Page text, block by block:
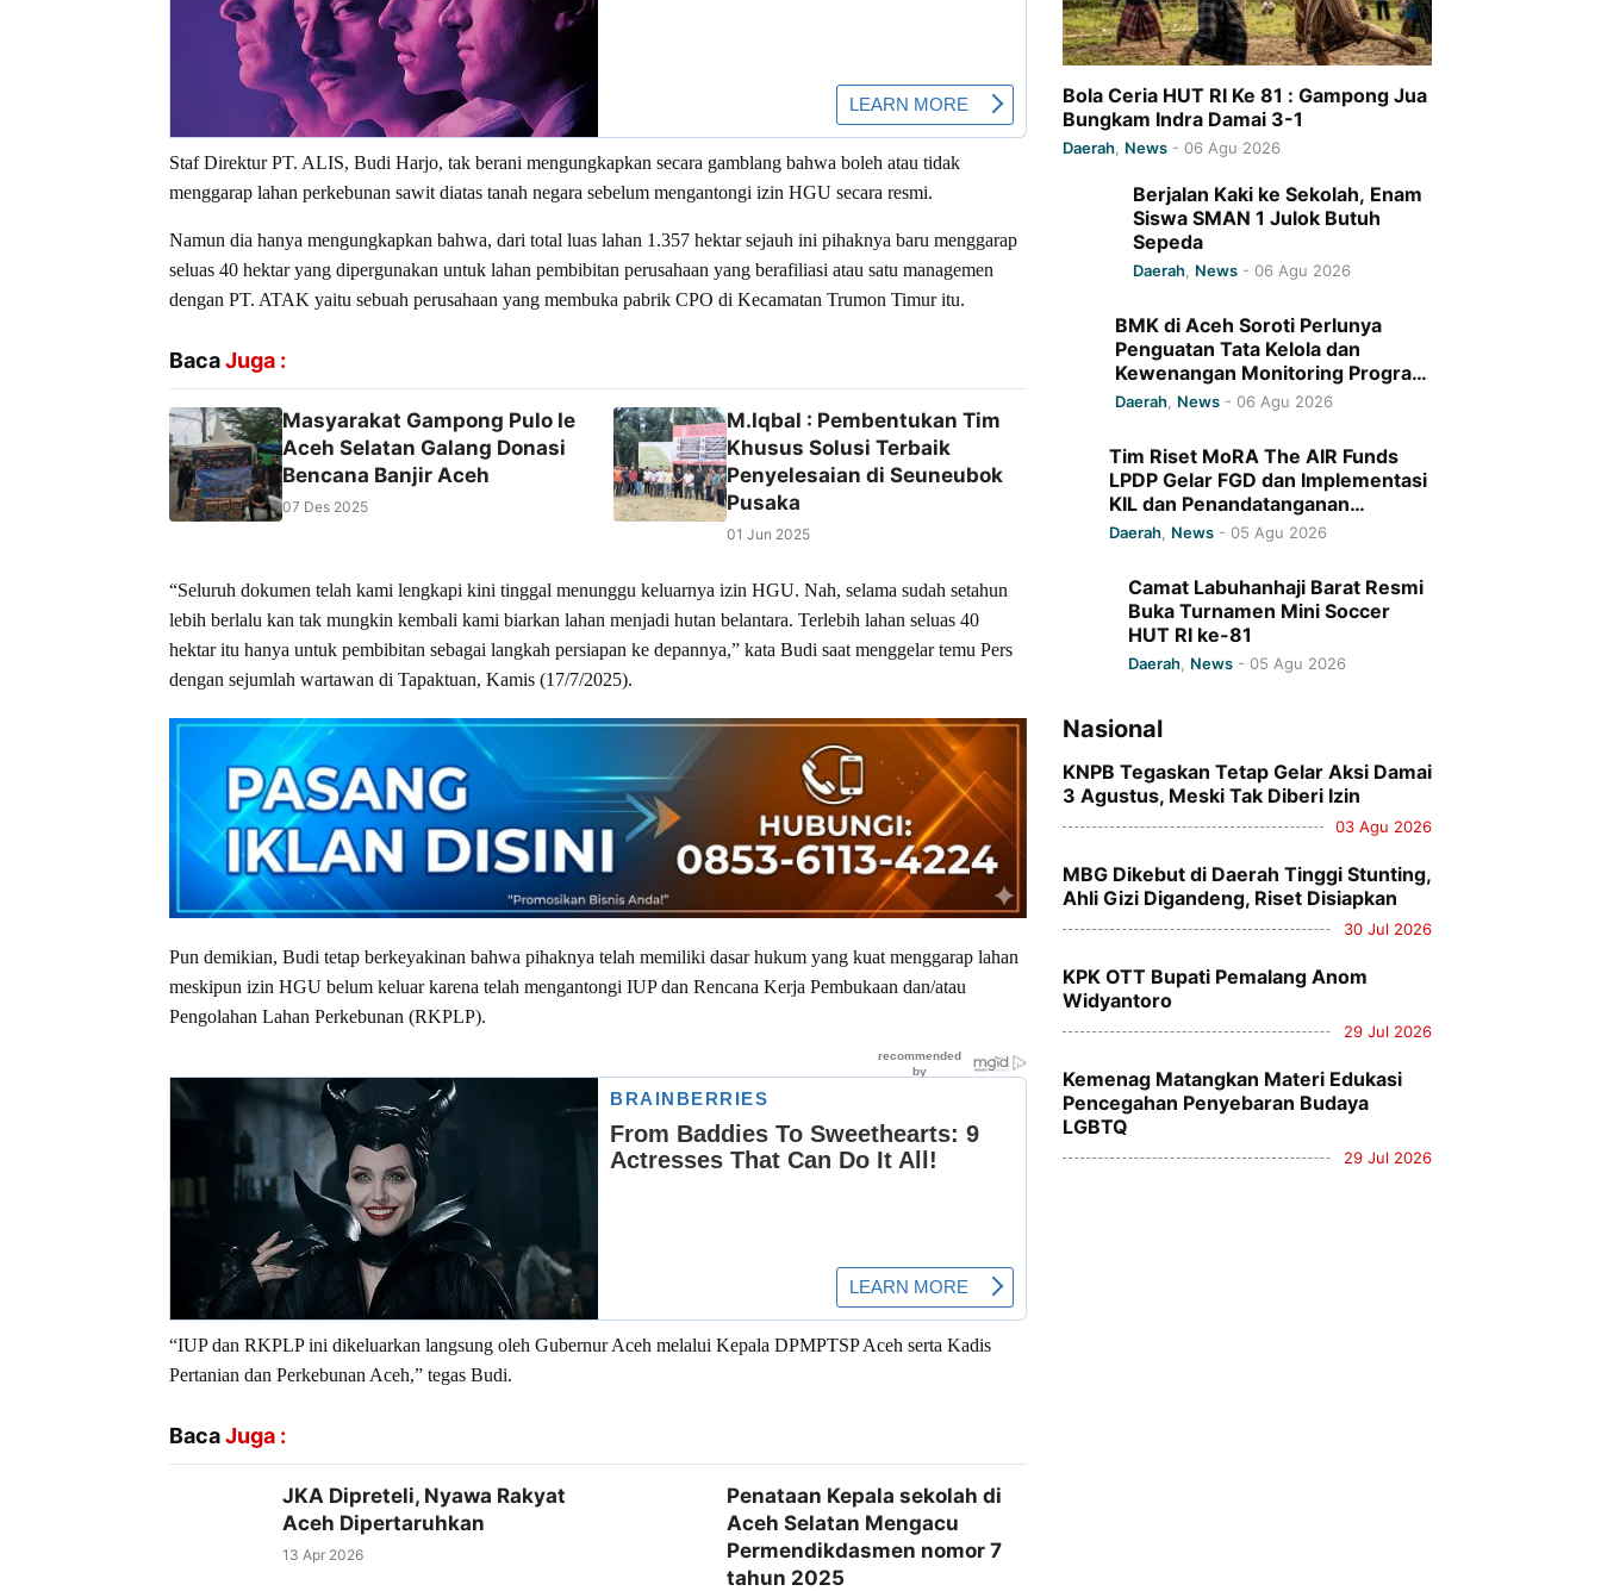
Staf Direktur PT. ALIS, Budi Harjo, tak berani mengungkapkan secara gamblang bahwa boleh atau tidak
menggarap lahan perkebunan sawit diatas tanah negara sebelum mengantongi izin HGU secara resmi.
Namun dia hanya mengungkapkan bahwa, dari total luas lahan 1.357 hektar sejauh ini pihaknya baru menggarap
seluas 40 hektar yang dipergunakan untuk lahan pembibitan perusahaan yang berafiliasi atau satu managemen
dengan PT. ATAK yaitu sebuah perusahaan yang membuka pabrik CPO di Kecamatan Trumon Timur itu.
BacaJuga :
Masyarakat Gampong Pulo Ie
Aceh Selatan Galang Donasi
Bencana Banjir Aceh
07 Des 2025
M.Iqbal : Pembentukan Tim
Khusus Solusi Terbaik
Penyelesaian di Seuneubok
Pusaka
01 Jun 2025
“Seluruh dokumen telah kami lengkapi kini tinggal menunggu keluarnya izin HGU. Nah, selama sudah setahun
lebih berlalu kan tak mungkin kembali kami biarkan lahan menjadi hutan belantara. Terlebih lahan seluas 40
hektar itu hanya untuk pembibitan sebagai langkah persiapan ke depannya,” kata Budi saat menggelar temu Pers
dengan sejumlah wartawan di Tapaktuan, Kamis (17/7/2025).
Pun demikian, Budi tetap berkeyakinan bahwa pihaknya telah memiliki dasar hukum yang kuat menggarap lahan
meskipun izin HGU belum keluar karena telah mengantongi IUP dan Rencana Kerja Pembukaan dan/atau
Pengolahan Lahan Perkebunan (RKPLP).
“IUP dan RKPLP ini dikeluarkan langsung oleh Gubernur Aceh melalui Kepala DPMPTSP Aceh serta Kadis
Pertanian dan Perkebunan Aceh,” tegas Budi.
BacaJuga :
JKA Dipreteli, Nyawa Rakyat
Aceh Dipertaruhkan
13 Apr 2026
Penataan Kepala sekolah di
Aceh Selatan Mengacu
Permendikdasmen nomor 7
tahun 2025
Bola Ceria HUT RI Ke 81 : Gampong Jua
Bungkam Indra Damai 3-1
Daerah News - 06 Agu 2026
Berjalan Kaki ke Sekolah, Enam
Siswa SMAN 1 Julok Butuh
Sepeda
Daerah, News- 06 Agu 2026
BMK di Aceh Soroti Perlunya
Penguatan Tata Kelola dan
Kewenangan Monitoring Program
Baitul Mal Aceh
Daerah, News- 06 Agu 2026
Tim Riset MoRA The AIR Funds
LPDP Gelar FGD dan Implementasi
KIL dan Penandatanganan
Komitmen Bersama di UIN Ar-
Daerah News -05 Agu 2026
Camat Labuhanhaji Barat Resmi
Buka Turnamen Mini Soccer
HUT RI ke-81
Daerah, News- 05 Agu 2026
Nasional
KNPB Tegaskan Tetap Gelar Aksi Damai
3 Agustus, Meski Tak Diberi Izin
03 Agu 2026
MBG Dikebut di Daerah Tinggi Stunting,
Ahli Gizi Digandeng, Riset Disiapkan
30 Jul 2026
KPK OTT Bupati Pemalang Anom
Widyantoro
29 Jul 2026
Kemenag Matangkan Materi Edukasi
Pencegahan Penyebaran Budaya
LGBTQ
29 Jul 2026